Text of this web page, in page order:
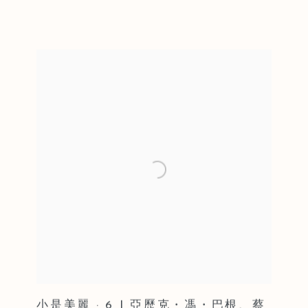
小是美麗 · 6 | 亞歷克・馮・巴根、蔡